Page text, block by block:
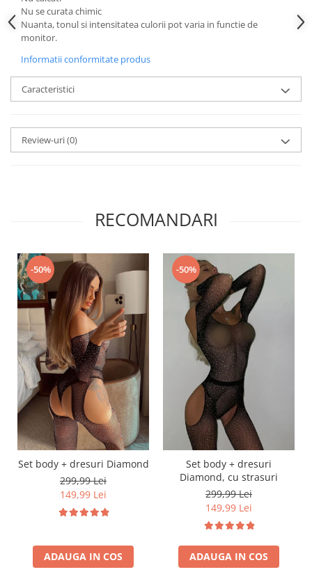
Nu se curata chimic
Nuanta, tonul si intensitatea culorii pot varia in functie de
monitor.
Informatii conformitate produs
Caracteristici
Review-uri(0)
RECOMANDARI
-50%
Set body + dresuri Diamond
299,99 Lei
149,99 Lei
ADAUGA IN COS
-50%
Set body + dresuri
Diamond, cu strasuri
299,99 Lei
149,99 Lei
ADAUGA IN COS